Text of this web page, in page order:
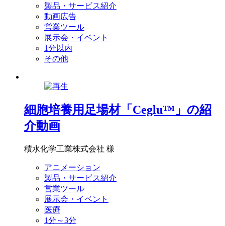
製品・サービス紹介
動画広告
営業ツール
展示会・イベント
1分以内
その他
細胞培養用足場材「Ceglu™」の紹
介動画
積水化学工業株式会社 様
アニメーション
製品・サービス紹介
営業ツール
展示会・イベント
医療
1分～3分